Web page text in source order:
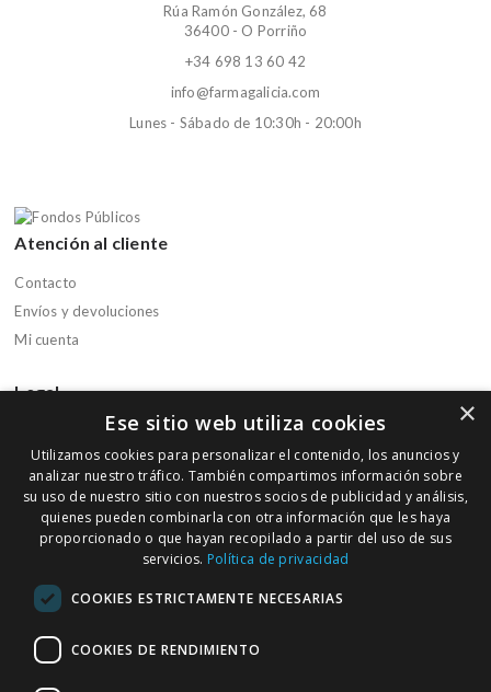
Rúa Ramón González, 68
36400 - O Porriño
+34 698 13 60 42
info@farmagalicia.com
Lunes - Sábado de 10:30h - 20:00h
Atención al cliente
Contacto
Envíos y devoluciones
Mi cuenta
Legal
Política de privacidad
Política de cookies
Condiciones de compra
Boletín informativo
Regístrate en nuestra Newsletter para recibir ofertas y promociones
de nuestra parafarmacia
×
Ese sitio web utiliza cookies
Utilizamos cookies para personalizar el contenido, los anuncios y
analizar nuestro tráfico. También compartimos información sobre
su uso de nuestro sitio con nuestros socios de publicidad y análisis,
quienes pueden combinarla con otra información que les haya
proporcionado o que hayan recopilado a partir del uso de sus
servicios. Política de privacidad
COOKIES ESTRICTAMENTE NECESARIAS
COOKIES DE RENDIMIENTO